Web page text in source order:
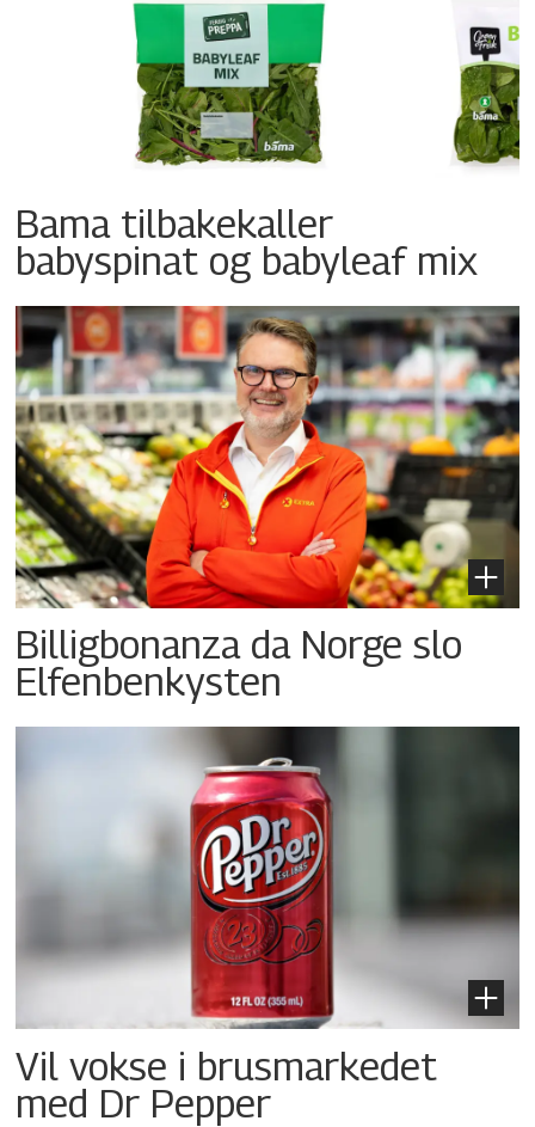
Bama tilbakekaller
babyspinat og babyleaf mix
Billigbonanza da Norge slo
Elfenbenkysten
Vil vokse i brusmarkedet
med Dr Pepper